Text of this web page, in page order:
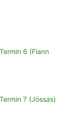
6 (Flann
7 (Jössas)